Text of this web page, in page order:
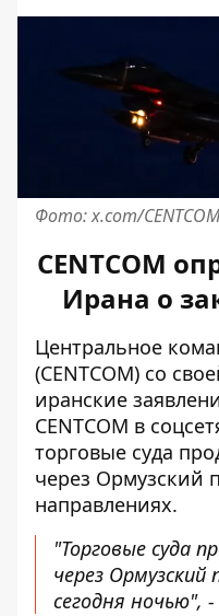
Фото: x.com/CENTCOM
CENTCOM
Ирана о
Центральное
(CENTCOM) со
иранские
CENTCOM в
торговые суда
через Ормузский
направлениях.
"Торговые суда
через
сегодня ночью",